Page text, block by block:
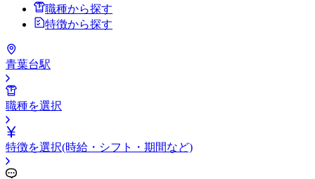
職種から探す
特徴から探す
青葉台駅
職種を選択
特徴を選択(時給・シフト・期間など)